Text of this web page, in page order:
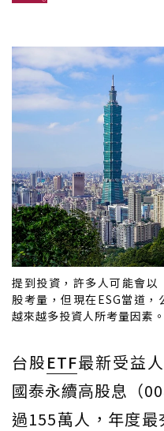
提到投資，許多人可能會以
股考量，但現在ESG當道
越來越多投資人所考量因素
台股ETF最新受益
國泰永續高股息（
過155萬人，年度